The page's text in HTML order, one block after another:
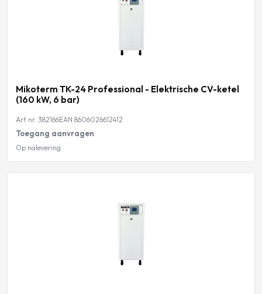
Mikoterm TK-24 Professional - Elektrische CV-ketel
(160 kW, 6 bar)
Art.nr. 382166EAN 8606026612412
Toegang aanvragen
Op nalevering